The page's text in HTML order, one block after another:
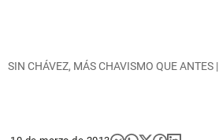
SIN CHÁVEZ, MÁS CHAVISMO QUE ANTES |